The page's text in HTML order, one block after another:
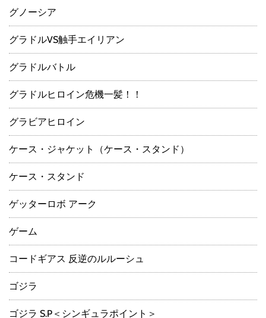
グノーシア
グラドルVS触手エイリアン
グラドルバトル
グラドルヒロイン危機一髪！！
グラビアヒロイン
ケース・ジャケット（ケース・スタンド）
ケース・スタンド
ゲッターロボ アーク
ゲーム
コードギアス 反逆のルルーシュ
ゴジラ
ゴジラ S.P＜シンギュラポイント＞